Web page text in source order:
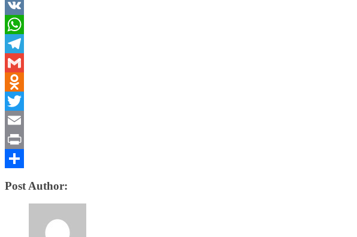
VK
WhatsApp
Telegram
Gmail
Odnoklassniki
Twitter
Email
Print
Post Author: